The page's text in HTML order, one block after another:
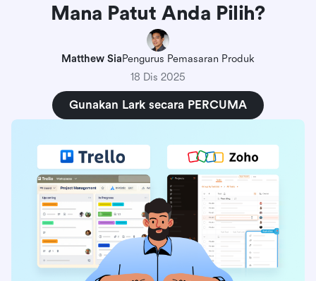
Mana Patut Anda Pilih?
Matthew SiaPengurus Pemasaran Produk
18 Dis 2025
Gunakan Lark secara PERCUMA